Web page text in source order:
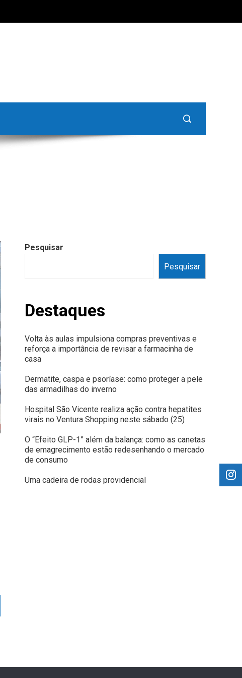
Pesquisar
Pesquisar
Destaques
Volta às aulas impulsiona compras preventivas e
reforça a importância de revisar a farmacinha de
casa
Dermatite, caspa e psoríase: como proteger a pele
das armadilhas do inverno
Hospital São Vicente realiza ação contra hepatites
virais no Ventura Shopping neste sábado (25)
O “Efeito GLP-1” além da balança: como as canetas
de emagrecimento estão redesenhando o mercado
de consumo
Uma cadeira de rodas providencial